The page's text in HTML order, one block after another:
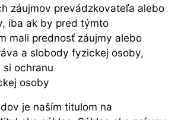
záujmov prevádzkovateľa alebo
iba ak by pred týmto
mali prednosť záujmy alebo
a slobody fyzickej osoby,
ochranu
osoby
je naším titulom na